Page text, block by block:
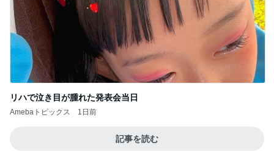
リハで泣き目が腫れた発表会当日
Amebaトピックス 1日前
記事を読む